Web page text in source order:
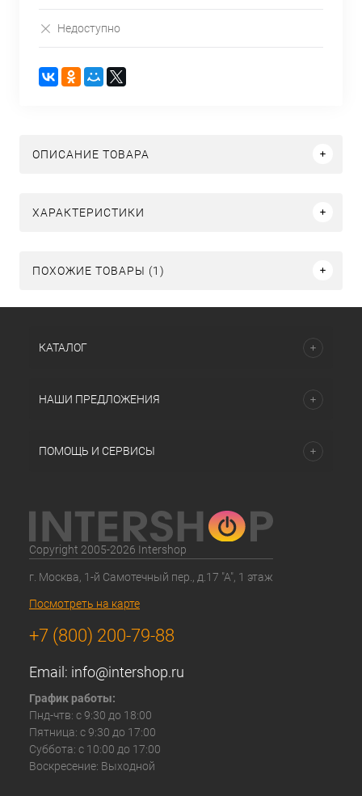
Недоступно
ОПИСАНИЕ ТОВАРА
ХАРАКТЕРИСТИКИ
ПОХОЖИЕ ТОВАРЫ (1)
КАТАЛОГ
НАШИ ПРЕДЛОЖЕНИЯ
ПОМОЩЬ И СЕРВИСЫ
Copyright 2005-2026 Intershop
г. Москва, 1-й Самотечный пер., д.17 "А", 1 этаж
Посмотреть на карте
+7 (800) 200-79-88
Email: info@intershop.ru
График работы:
Пнд-чтв: с 9:30 до 18:00
Пятница: с 9:30 до 17:00
Суббота: с 10:00 до 17:00
Воскресение: Выходной